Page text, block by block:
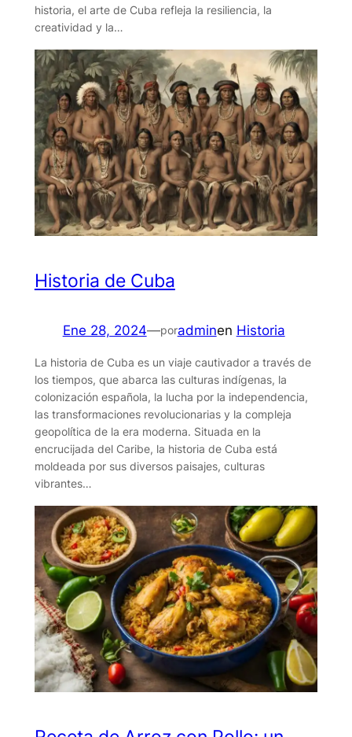
historia, el arte de Cuba refleja la resiliencia, la
creatividad y la…
Historia de Cuba
Ene 28, 2024—poradminen Historia
La historia de Cuba es un viaje cautivador a través de
los tiempos, que abarca las culturas indígenas, la
colonización española, la lucha por la independencia,
las transformaciones revolucionarias y la compleja
geopolítica de la era moderna. Situada en la
encrucijada del Caribe, la historia de Cuba está
moldeada por sus diversos paisajes, culturas
vibrantes…